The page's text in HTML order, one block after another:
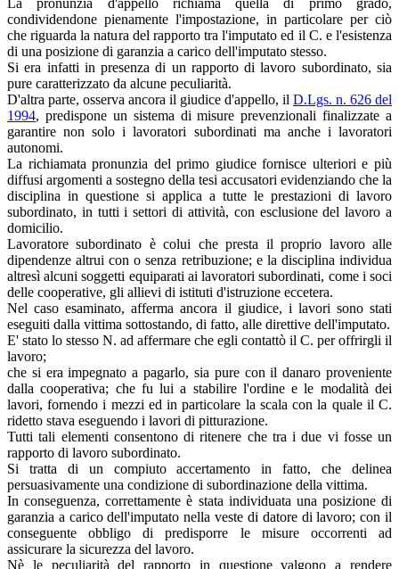
condividendone pienamente l'impostazione, in particolare per ciò
che riguarda la natura del rapporto tra l'imputato ed il C. e l'esistenza
di una posizione di garanzia a carico dell'imputato stesso.
Si era infatti in presenza di un rapporto di lavoro subordinato, sia
pure caratterizzato da alcune peculiarità.
D'altra parte, osserva ancora il giudice d'appello, il D.Lgs. n. 626 del
1994, predispone un sistema di misure prevenzionali finalizzate a
garantire non solo i lavoratori subordinati ma anche i lavoratori
autonomi.
La richiamata pronunzia del primo giudice fornisce ulteriori e più
diffusi argomenti a sostegno della tesi accusatori evidenziando che la
disciplina in questione si applica a tutte le prestazioni di lavoro
subordinato, in tutti i settori di attività, con esclusione del lavoro a
domicilio.
Lavoratore subordinato è colui che presta il proprio lavoro alle
dipendenze altrui con o senza retribuzione; e la disciplina individua
altresì alcuni soggetti equiparati ai lavoratori subordinati, come i soci
delle cooperative, gli allievi di istituti d'istruzione eccetera.
Nel caso esaminato, afferma ancora il giudice, i lavori sono stati
eseguiti dalla vittima sottostando, di fatto, alle direttive dell'imputato.
E' stato lo stesso N. ad affermare che egli contattò il C. per offrirgli il
lavoro;
che si era impegnato a pagarlo, sia pure con il danaro proveniente
dalla cooperativa; che fu lui a stabilire l'ordine e le modalità dei
lavori, fornendo i mezzi ed in particolare la scala con la quale il C.
ridetto stava eseguendo i lavori di pitturazione.
Tutti tali elementi consentono di ritenere che tra i due vi fosse un
rapporto di lavoro subordinato.
Si tratta di un compiuto accertamento in fatto, che delinea
persuasivamente una condizione di subordinazione della vittima.
In conseguenza, correttamente è stata individuata una posizione di
garanzia a carico dell'imputato nella veste di datore di lavoro; con il
conseguente obbligo di predisporre le misure occorrenti ad
assicurare la sicurezza del lavoro.
Nè le peculiarità del rapporto in questione valgono a rendere